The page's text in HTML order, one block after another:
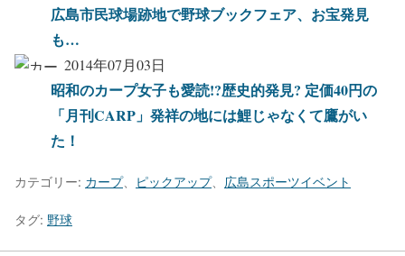
広島市民球場跡地で野球ブックフェア、お宝発見
も…
2014年07月03日
昭和のカープ女子も愛読!?歴史的発見? 定価40円の
「月刊CARP」発祥の地には鯉じゃなくて鷹がい
た！
カテゴリー: カープ、 ピックアップ、 広島スポーツイベント
タグ: 野球